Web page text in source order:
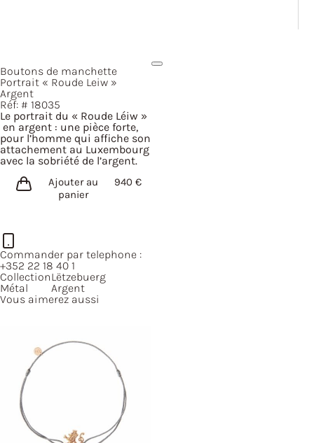
Boutons de manchette
Portrait « Roude Leiw »
Argent
Réf: # 18035
Le portrait du « Roude Léiw »
en argent : une pièce forte,
pour l’homme qui affiche son
attachement au Luxembourg
avec la sobriété de l’argent.
Ajouter au
panier
940 €
Commander par telephone :
+352 22 18 40 1
CollectionLëtzebuerg
Métal
Argent
Vous aimerez aussi